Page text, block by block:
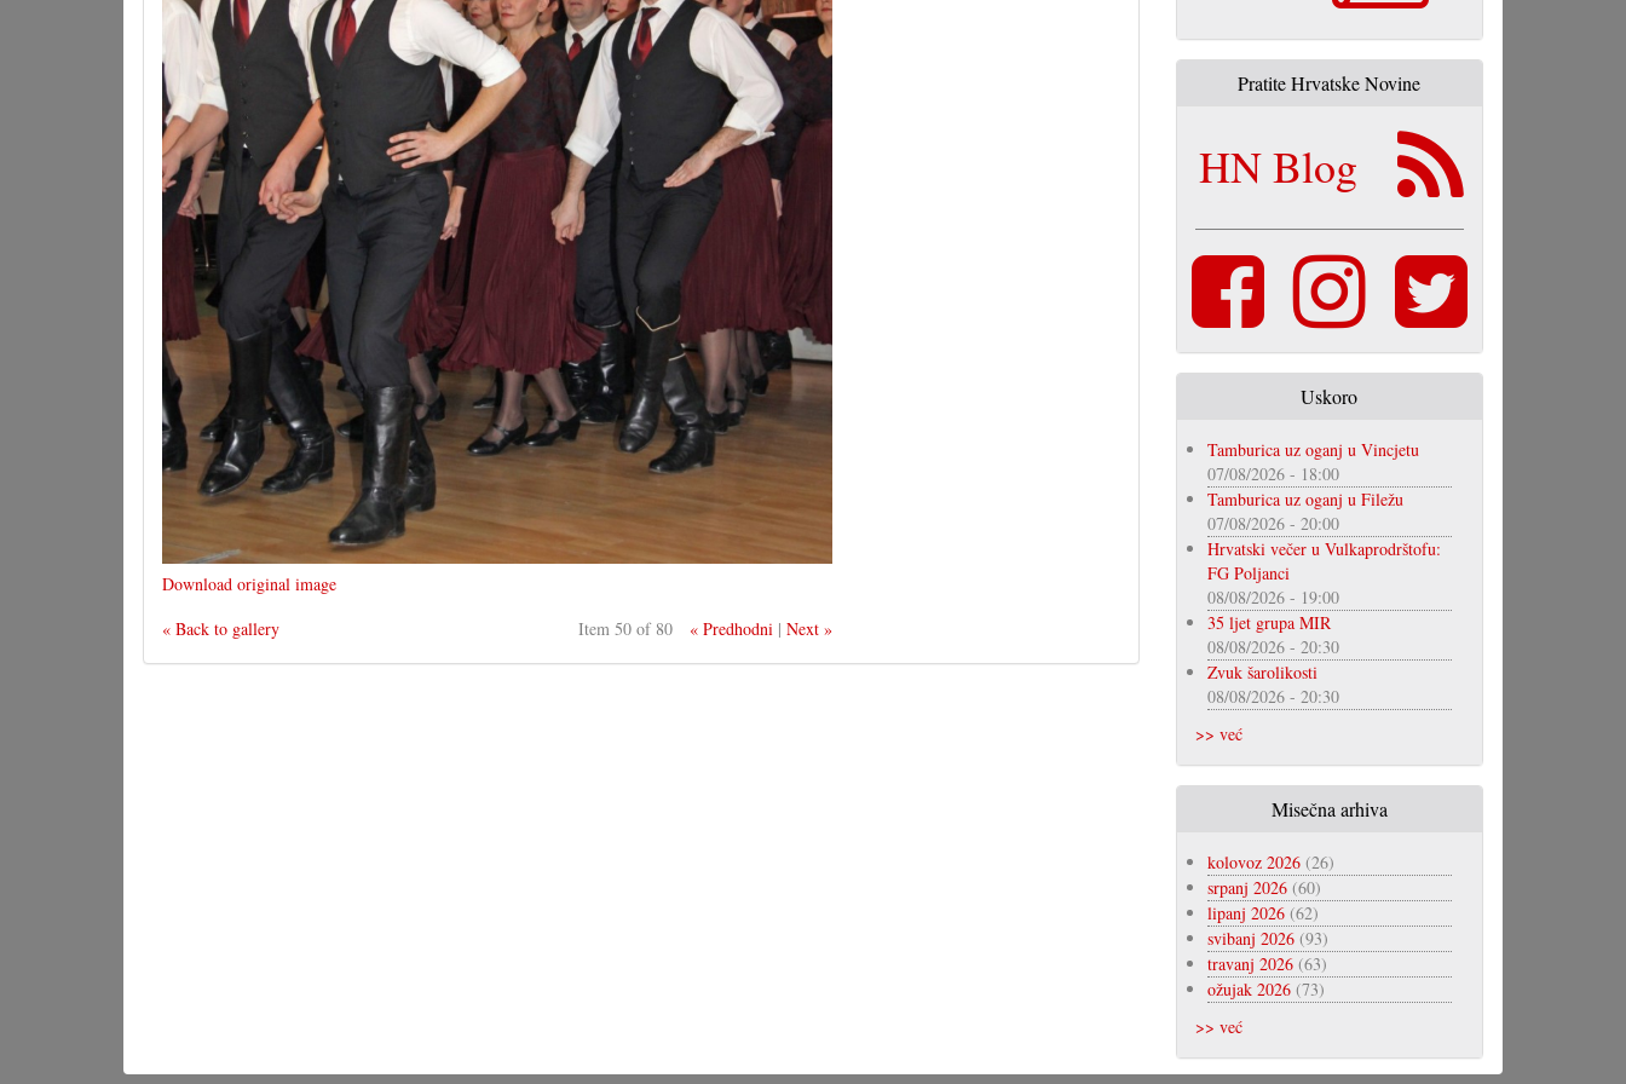
Download original image
« Back to gallery
Item 50 of 80 « Predhodni |Next »
Pratite Hrvatske Novine
HN Blog
Uskoro
Tamburica uz oganj u Vincjetu
07/08/2026 - 18:00
Tamburica uz oganj u Filežu
07/08/2026 - 20:00
Hrvatski večer u Vulkaprodrštofu:
FG Poljanci
08/08/2026 - 19:00
35 ljet grupa MIR
08/08/2026 - 20:30
Zvuk šarolikosti
08/08/2026 - 20:30
>> već
Misečna arhiva
kolovoz 2026(26)
srpanj 2026(60)
lipanj 2026(62)
svibanj 2026(93)
travanj 2026(63)
ožujak 2026(73)
>> već